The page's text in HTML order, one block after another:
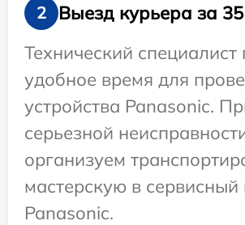
2
Выезд курьера за
Технический специалист
удобное время для
устройства Panasonic.
серьезной
организуем
мастерскую в сервисный
Panasonic.